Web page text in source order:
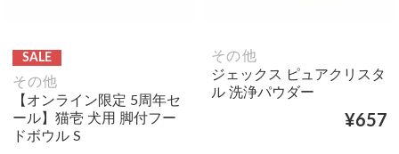
SALE
その他
【オンライン限定 5周年セ
ール】猫壱 犬用 脚付フー
ドボウル S
その他
ジェックス ピュアクリスタ
ル 洗浄パウダー
¥657